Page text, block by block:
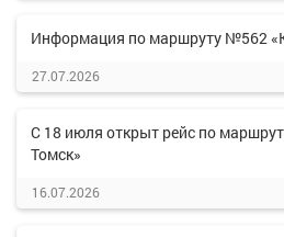
Информация по маршруту №562
27.07.2026
С 18 июля открыт рейс по
Томск»
16.07.2026